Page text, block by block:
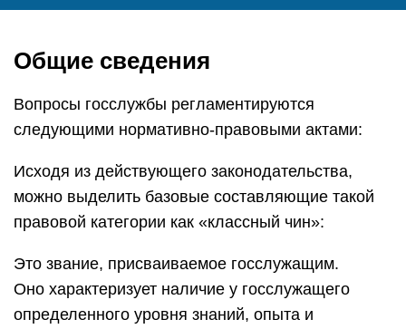
Общие сведения
Вопросы госслужбы регламентируются
следующими нормативно-правовыми актами:
Исходя из действующего законодательства,
можно выделить базовые составляющие такой
правовой категории как «классный чин»:
Это звание, присваиваемое госслужащим.
Оно характеризует наличие у госслужащего
определенного уровня знаний, опыта и